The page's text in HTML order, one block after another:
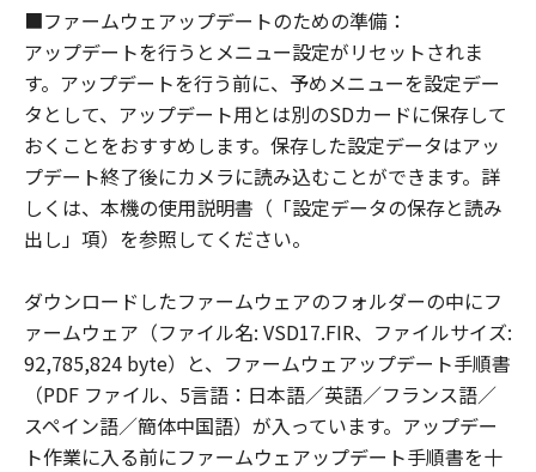
(Oct 1995), consisting of "commercial
computer software" and 'commercial
computer software documentation,' as
such terms are used in 48 C.F.R. 12.212
(Sept 1995). Consistent with 48 C.F.R.
12.212 and 48 C.F.R. 227.7202-1 through
227.72024 (June 1995), all U.S.
Government End Users shall acquire the
herein. Manufacturer is Canon Inc./30-2,
Shimomaruko 3-chome, Ohta-ku, Tokyo
146-8501, Japan.
本条において、'Software'という語は、本
契約における「許諾ソフトウェア」を意味
するものとします。
■ファームウェアップデートのための準備：
アップデートを行うとメニュー設定がリセットされま
す。アップデートを行う前に、予めメニューを設定デー
タとして、アップデート用とは別のSDカードに保存して
おくことをおすすめします。保存した設定データはアッ
プデート終了後にカメラに読み込むことができます。詳
しくは、本機の使用説明書（「設定データの保存と読み
出し」項）を参照してください。
ダウンロードしたファームウェアのフォルダーの中にフ
ァームウェア（ファイル名: VSD17.FIR、ファイルサイズ:
92,785,824 byte）と、ファームウェアップデート手順書
（PDF ファイル、5言語：日本語／英語／フランス語／
スペイン語／簡体中国語）が入っています。アップデー
ト作業に入る前にファームウェアップデート手順書を十